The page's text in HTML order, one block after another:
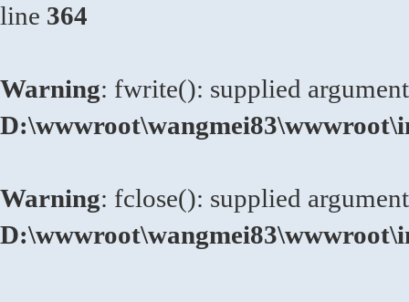
line 364
Warning: fwrite(): supplied
Warning: fclose(): supplied